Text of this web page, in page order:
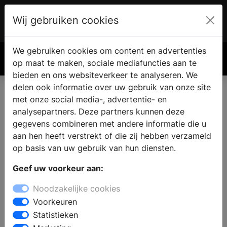
€ 0.00
Wij gebruiken cookies
We gebruiken cookies om content en advertenties
op maat te maken, sociale mediafuncties aan te
bieden en ons websiteverkeer te analyseren. We
delen ook informatie over uw gebruik van onze site
met onze social media-, advertentie- en
analysepartners. Deze partners kunnen deze
gegevens combineren met andere informatie die u
aan hen heeft verstrekt of die zij hebben verzameld
op basis van uw gebruik van hun diensten.
Geef uw voorkeur aan:
Noodzakelijke cookies
Voorkeuren
Statistieken